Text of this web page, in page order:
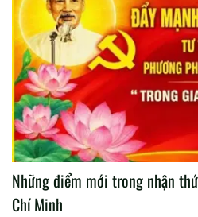
Những điểm mới trong nhận
Chí Minh